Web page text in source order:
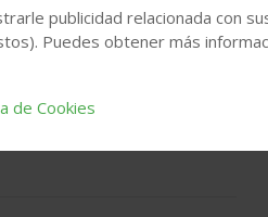
auténtico bombardeo
vital contar con datos
publicidad relacionada con
Puedes obtener más
de Cookies